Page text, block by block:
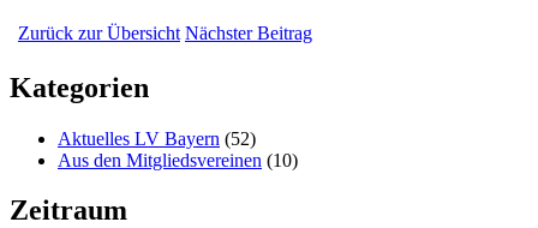
Zurück zur Übersicht Nächster Beitrag
Kategorien
Aktuelles LV Bayern (52)
Aus den Mitgliedsvereinen (10)
Zeitraum